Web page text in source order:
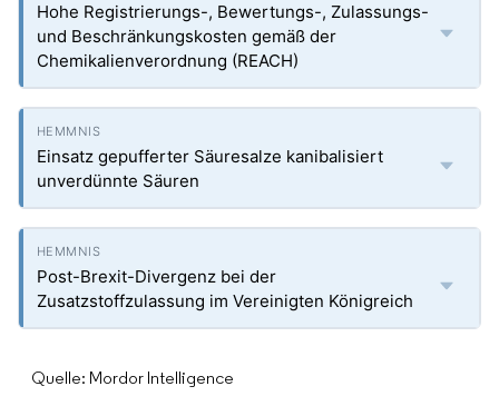
Hohe Registrierungs-, Bewertungs-, Zulassungs-
und Beschränkungskosten gemäß der
Chemikalienverordnung (REACH)
Einsatz gepufferter Säuresalze kanibalisiert
unverdünnte Säuren
Post-Brexit-Divergenz bei der
Zusatzstoffzulassung im Vereinigten Königreich
Quelle: Mordor Intelligence